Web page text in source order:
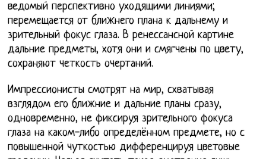
ведомый перспективно уходящими линиями;
перемещается от ближнего плана к дальнему и
зрительный фокус глаза. В ренессансной картине
дальние предметы, хотя они и смягчены по цвету,
сохраняют четкость очертаний.
Импрессионисты смотрят на мир, схватывая
взглядом его ближние и дальние планы сразу,
одновременно, не фиксируя зрительного фокуса
глаза на каком-либо определённом предмете, но с
повышенной чуткостью дифференцируя цветовые